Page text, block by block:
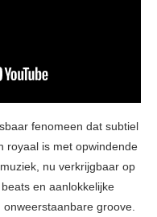
fenomeen dat subtiel
royaal is met opwindende
nu verkrijgbaar op
en aanlokkelijke
groove.